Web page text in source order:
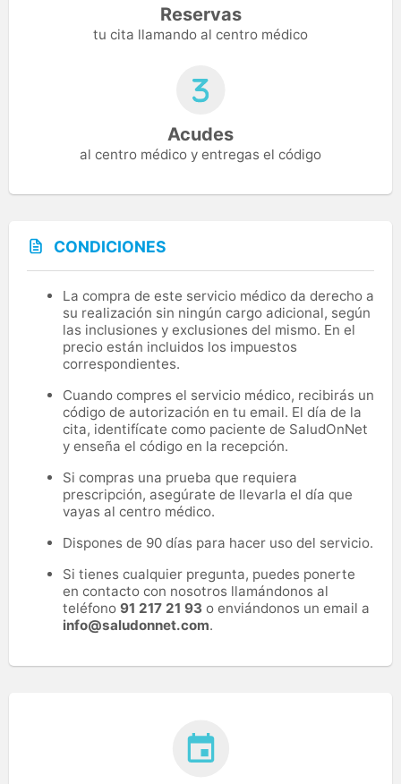
Reservas
tu cita llamando al centro médico
Acudes
al centro médico y entregas el código
CONDICIONES
La compra de este servicio médico da derecho a
su realización sin ningún cargo adicional, según
las inclusiones y exclusiones del mismo. En el
precio están incluidos los impuestos
correspondientes.
Cuando compres el servicio médico, recibirás un
código de autorización en tu email. El día de la
cita, identifícate como paciente de SaludOnNet
y enseña el código en la recepción.
Si compras una prueba que requiera
prescripción, asegúrate de llevarla el día que
vayas al centro médico.
Dispones de 90 días para hacer uso del servicio.
Si tienes cualquier pregunta, puedes ponerte
en contacto con nosotros llamándonos al
teléfono 91 217 21 93 o enviándonos un email a
info@saludonnet.com.